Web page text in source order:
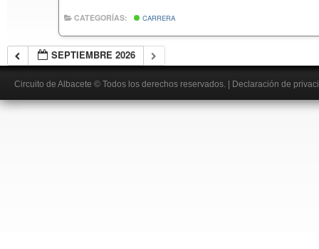
CATEGORÍAS: CARRERA
SEPTIEMBRE 2026
Circuito de Albacete © Todos los derechos reservados. | Declaración de